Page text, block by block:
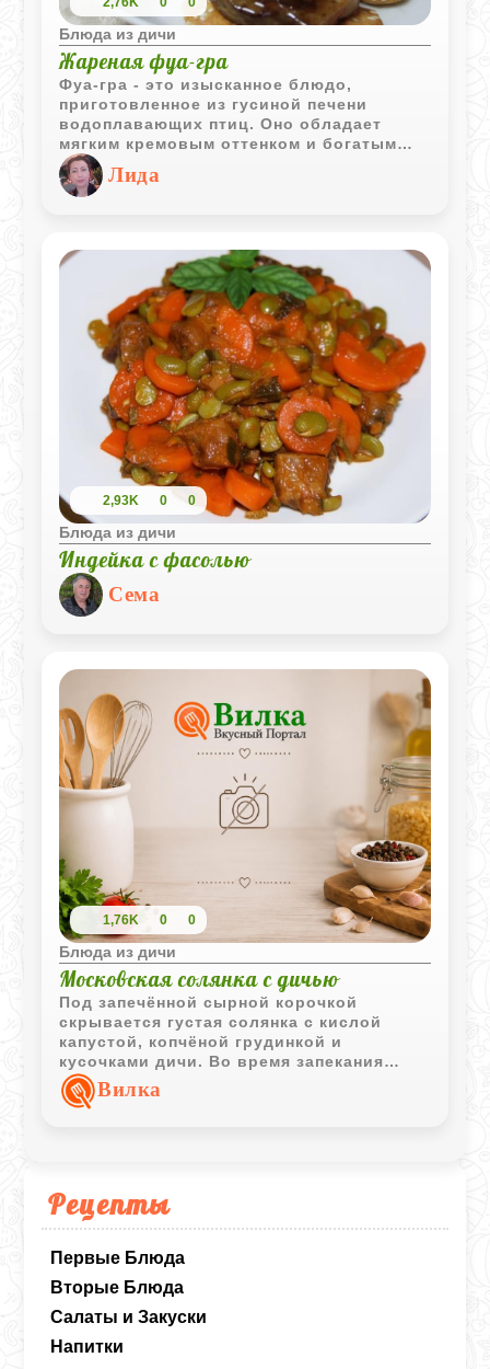
Рецепты
Первые Блюда
Вторые Блюда
Салаты и Закуски
Напитки
Блюда из дичи
Жареная фуа-гра
Фуа-гра - это изысканное блюдо,
приготовленное из гусиной печени
водоплавающих птиц. Оно обладает
мягким кремовым оттенком и богатым
уникальным ароматом.
Лида
2,93K 0 0
Блюда из дичи
Индейка с фасолью
Сема
1,76K 0 0
Блюда из дичи
Московская солянка с дичью
Под запечённой сырной корочкой
скрывается густая солянка с кислой
капустой, копчёной грудинкой и
кусочками дичи. Во время запекания
капуста пропитывается мясным
бульоном и томатным соусом, становясь
Вилка